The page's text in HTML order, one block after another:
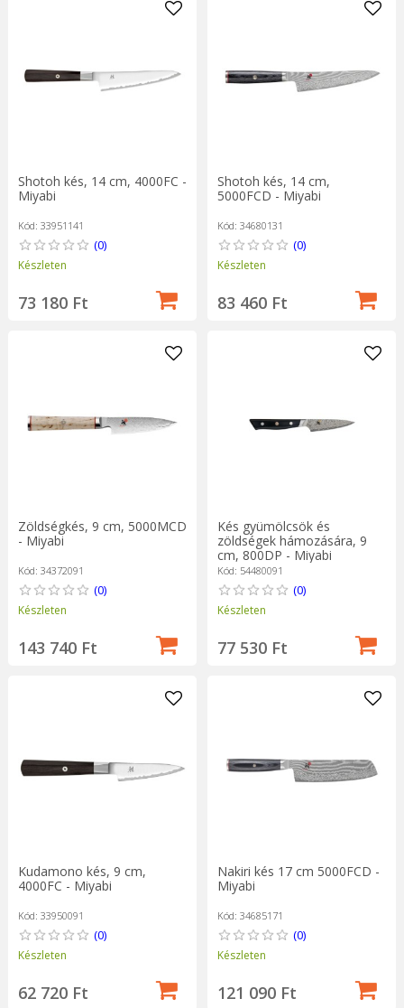
Shotoh kés, 14 cm, 4000FC -
Miyabi
Kód: 33951141
(0)
Készleten
73 180 Ft
Shotoh kés, 14 cm,
5000FCD - Miyabi
Kód: 34680131
(0)
Készleten
83 460 Ft
Zöldségkés, 9 cm, 5000MCD
- Miyabi
Kód: 34372091
(0)
Készleten
143 740 Ft
Kés gyümölcsök és
zöldségek hámozására, 9
cm, 800DP - Miyabi
Kód: 54480091
(0)
Készleten
77 530 Ft
Kudamono kés, 9 cm,
4000FC - Miyabi
Kód: 33950091
(0)
Készleten
62 720 Ft
Nakiri kés 17 cm 5000FCD -
Miyabi
Kód: 34685171
(0)
Készleten
121 090 Ft